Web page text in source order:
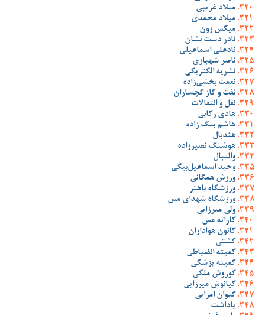
میلاد غریبی
میلاد محمدی
میکس زون
نادر دست نشان
نادعلی اسماعیلی
ناصر شهبازی
نشریه الکتریکی
نعمت بخشی‌زاده
نفت و گاز گچساران
نقل و انتقالات
هادی رکابی
هاشم بیگ زاده
هندبال
هوشنگ نصیرزاده
والیبال
وحید اسماعیل‌بیگی
ورزش همگانی
ورزشگاه باهنر
ورزشگاه شهدای مس
ولی میرزایی
کاراته مس
کانون هواداران
کشتی
کمیته انضباطی
کمیته پزشکی
کوروش ملکی
کیانوش میرزایی
کیوان امرایی
یاداشت